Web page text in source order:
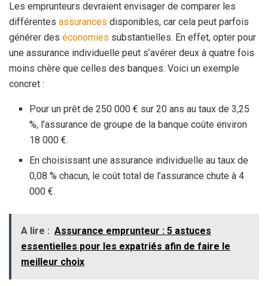
Les emprunteurs devraient envisager de comparer les
différentes assurances disponibles, car cela peut parfois
générer des économies substantielles. En effet, opter pour
une assurance individuelle peut s’avérer deux à quatre fois
moins chère que celles des banques. Voici un exemple
concret :
Pour un prêt de 250 000 € sur 20 ans au taux de 3,25
%, l’assurance de groupe de la banque coûte environ
18 000 €.
En choisissant une assurance individuelle au taux de
0,08 % chacun, le coût total de l’assurance chute à 4
000 €.
A lire : Assurance emprunteur : 5 astuces
essentielles pour les expatriés afin de faire le
meilleur choix